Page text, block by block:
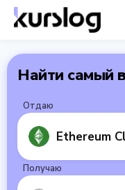
Найти самый
Отдаю
Ethereum
Получаю